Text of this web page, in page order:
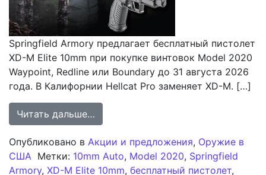
Springfield Armory предлагает бесплатный пистолет
XD-M Elite 10mm при покупке винтовок Model 2020
Waypoint, Redline или Boundary до 31 августа 2026
года. В Калифорнии Hellcat Pro заменяет XD-M. […]
Читать дальше…
Опубликовано в Акции и предложения, Оружие в
США Метки: 10mm Auto, Model 2020, Springfield
Armory, XD-M Elite 10mm, бесплатный пистолет,